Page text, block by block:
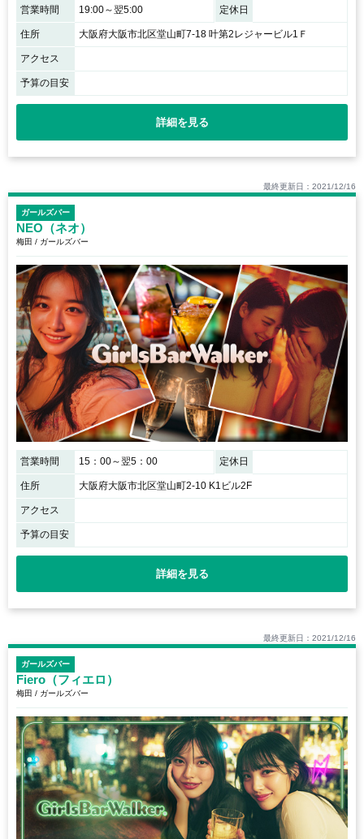
営業時間 19:00～翌5:00 定休日
住所 大阪府大阪市北区堂山町7-18 叶第2レジャービル1Ｆ
アクセス
予算の目安
詳細を見る
最終更新日：2021/12/16
ガールズバー
NEO（ネオ）
梅田 / ガールズバー
営業時間 15：00～翌5：00 定休日
住所 大阪府大阪市北区堂山町2-10 K1ビル2F
アクセス
予算の目安
詳細を見る
最終更新日：2021/12/16
ガールズバー
Fiero（フィエロ）
梅田 / ガールズバー